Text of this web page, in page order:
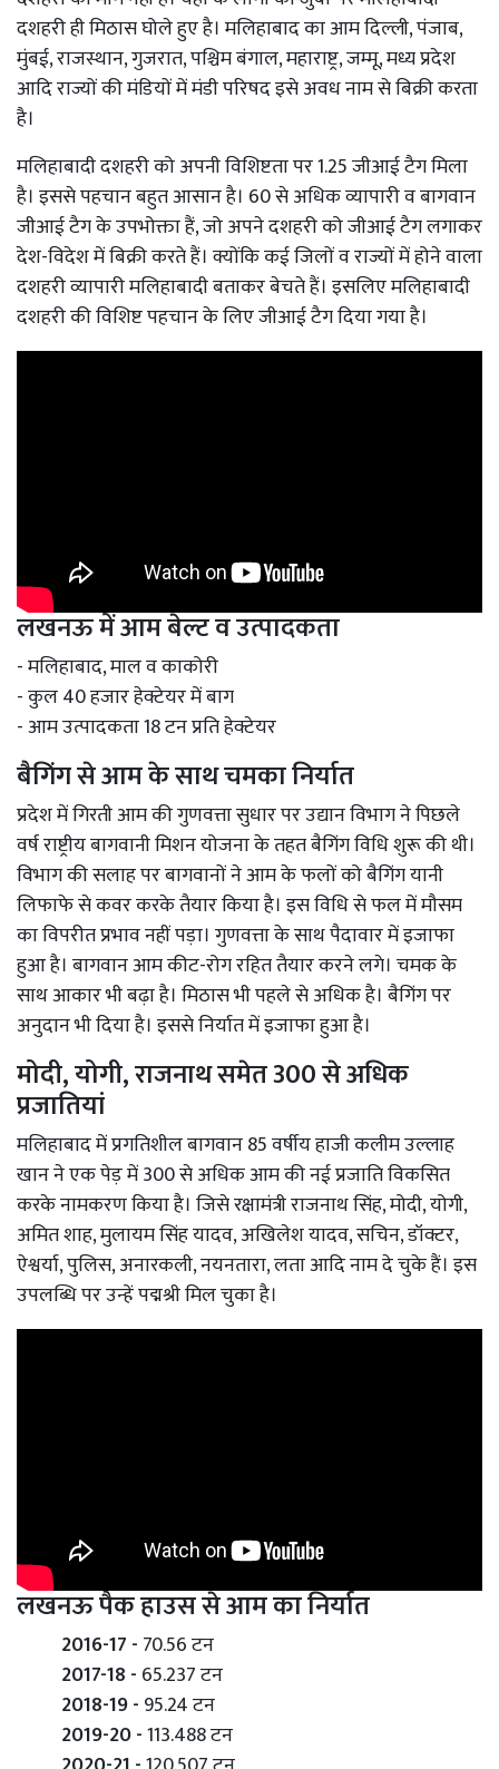
दशहरी ही मिठास घोले हुए है। मलिहाबाद का आम दिल्ली, पंजाब,
मुंबई, राजस्थान, गुजरात, पश्चिम बंगाल, महाराष्ट्र, जम्मू, मध्य प्रदेश
आदि राज्यों की मंडियों में मंडी परिषद इसे अवध नाम से बिक्री करता
है।
मलिहाबादी दशहरी को अपनी विशिष्टता पर 1.25 जीआई टैग मिला
है। इससे पहचान बहुत आसान है। 60 से अधिक व्यापारी व बागवान
जीआई टैग के उपभोक्ता हैं, जो अपने दशहरी को जीआई टैग लगाकर
देश-विदेश में बिक्री करते हैं। क्योंकि कई जिलों व राज्यों में होने वाला
दशहरी व्यापारी मलिहाबादी बताकर बेचते हैं। इसलिए मलिहाबादी
दशहरी की विशिष्ट पहचान के लिए जीआई टैग दिया गया है।
लखनऊ में आम बेल्ट व उत्पादकता
- मलिहाबाद, माल व काकोरी
- कुल 40 हजार हेक्टेयर में बाग
- आम उत्पादकता 18 टन प्रति हेक्टेयर
बैगिंग से आम के साथ चमका निर्यात
प्रदेश में गिरती आम की गुणवत्ता सुधार पर उद्यान विभाग ने पिछले
वर्ष राष्ट्रीय बागवानी मिशन योजना के तहत बैगिंग विधि शुरू की थी।
विभाग की सलाह पर बागवानों ने आम के फलों को बैगिंग यानी
लिफाफे से कवर करके तैयार किया है। इस विधि से फल में मौसम
का विपरीत प्रभाव नहीं पड़ा। गुणवत्ता के साथ पैदावार में इजाफा
हुआ है। बागवान आम कीट-रोग रहित तैयार करने लगे। चमक के
साथ आकार भी बढ़ा है। मिठास भी पहले से अधिक है। बैगिंग पर
अनुदान भी दिया है। इससे निर्यात में इजाफा हुआ है।
मोदी, योगी, राजनाथ समेत 300 से अधिक
प्रजातियां
मलिहाबाद में प्रगतिशील बागवान 85 वर्षीय हाजी कलीम उल्लाह
खान ने एक पेड़ में 300 से अधिक आम की नई प्रजाति विकसित
करके नामकरण किया है। जिसे रक्षामंत्री राजनाथ सिंह, मोदी, योगी,
अमित शाह, मुलायम सिंह यादव, अखिलेश यादव, सचिन, डॉक्टर,
ऐश्वर्या, पुलिस, अनारकली, नयनतारा, लता आदि नाम दे चुके हैं। इस
उपलब्धि पर उन्हें पद्मश्री मिल चुका है।
लखनऊ पैक हाउस से आम का निर्यात
2016-17 - 70.56 टन
2017-18 - 65.237 टन
2018-19 - 95.24 टन
2019-20 -113.488 टन